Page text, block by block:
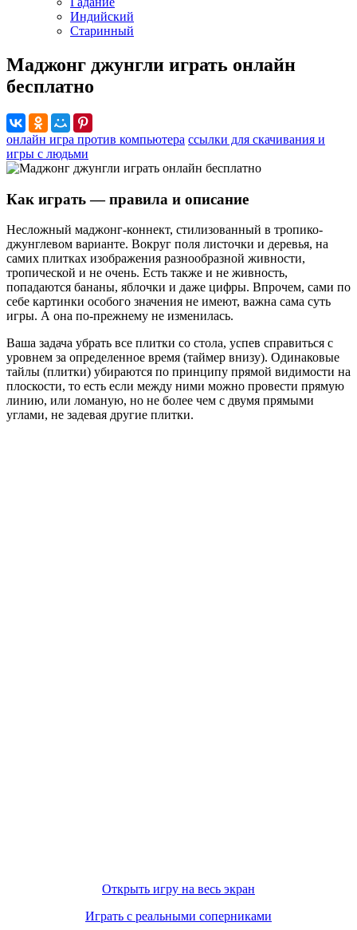
Индийский
Старинный
Маджонг джунгли играть онлайн
бесплатно
онлайн игра против компьютера ссылки для скачивания и
игры с людьми
Как играть — правила и описание
Несложный маджонг-коннект, стилизованный в тропико-
джунглевом варианте. Вокруг поля листочки и деревья, на
самих плитках изображения разнообразной живности,
тропической и не очень. Есть также и не живность,
попадаются бананы, яблочки и даже цифры. Впрочем, сами по
себе картинки особого значения не имеют, важна сама суть
игры. А она по-прежнему не изменилась.
Ваша задача убрать все плитки со стола, успев справиться с
уровнем за определенное время (таймер внизу). Одинаковые
тайлы (плитки) убираются по принципу прямой видимости на
плоскости, то есть если между ними можно провести прямую
линию, или ломаную, но не более чем с двумя прямыми
углами, не задевая другие плитки.
Открыть игру на весь экран
Играть с реальными соперниками